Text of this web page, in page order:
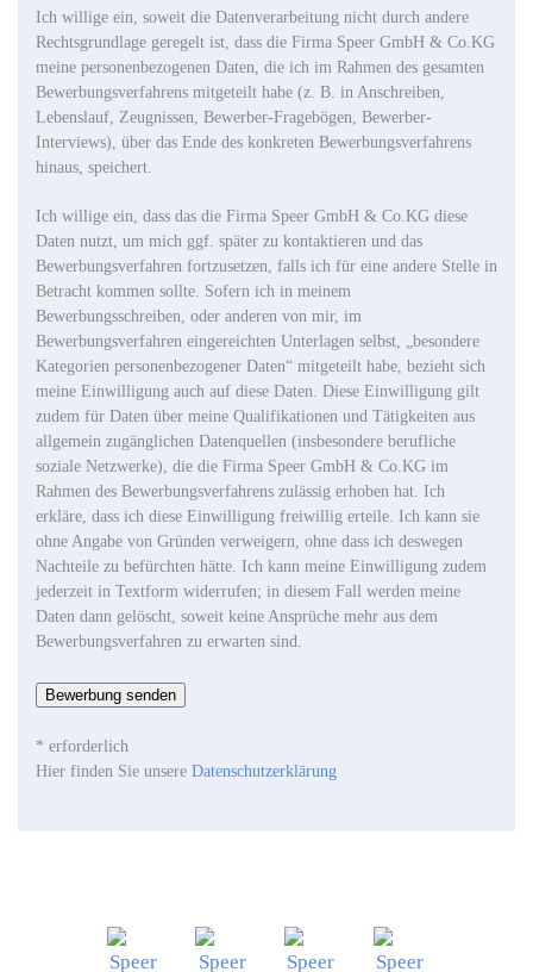
Ich willige ein, soweit die Datenverarbeitung nicht durch andere
Rechtsgrundlage geregelt ist, dass die Firma Speer GmbH & Co.KG
meine personenbezogenen Daten, die ich im Rahmen des gesamten
Bewerbungsverfahrens mitgeteilt habe (z. B. in Anschreiben,
Lebenslauf, Zeugnissen, Bewerber-Fragebögen, Bewerber-
Interviews), über das Ende des konkreten Bewerbungsverfahrens
hinaus, speichert.
Ich willige ein, dass das die Firma Speer GmbH & Co.KG diese
Daten nutzt, um mich ggf. später zu kontaktieren und das
Bewerbungsverfahren fortzusetzen, falls ich für eine andere Stelle in
Betracht kommen sollte. Sofern ich in meinem
Bewerbungsschreiben, oder anderen von mir, im
Bewerbungsverfahren eingereichten Unterlagen selbst, „besondere
Kategorien personenbezogener Daten“ mitgeteilt habe, bezieht sich
meine Einwilligung auch auf diese Daten. Diese Einwilligung gilt
zudem für Daten über meine Qualifikationen und Tätigkeiten aus
allgemein zugänglichen Datenquellen (insbesondere berufliche
soziale Netzwerke), die die Firma Speer GmbH & Co.KG im
Rahmen des Bewerbungsverfahrens zulässig erhoben hat. Ich
erkläre, dass ich diese Einwilligung freiwillig erteile. Ich kann sie
ohne Angabe von Gründen verweigern, ohne dass ich deswegen
Nachteile zu befürchten hätte. Ich kann meine Einwilligung zudem
jederzeit in Textform widerrufen; in diesem Fall werden meine
Daten dann gelöscht, soweit keine Ansprüche mehr aus dem
Bewerbungsverfahren zu erwarten sind.
Bewerbung senden
* erforderlich
Hier finden Sie unsere Datenschutzerklärung